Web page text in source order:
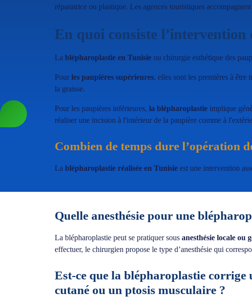
réparatrice ou plastique. Les agences touristiques
En quoi consiste l’intervention
La blépharoplastie en Tunisie ou chirurgie esthétique des
Pour les paupières supérieures, elles sont les premières à
la graisse.
Pour les paupières inférieures, la blépharoplastie implique
réaliser une incision à l'intérieur de la paupière comme à
Combien de temps dure l’opération
La blépharoplastie réalisée en Tunisie est une intervention
Quelle anesthésie pour une
La blépharoplastie peut se pratiquer sous anesthésie locale ou
effectuer, le chirurgien propose le type d’anesthésie qui
Est-ce que la blépharoplastie corrige
cutané ou un ptosis musculaire ?